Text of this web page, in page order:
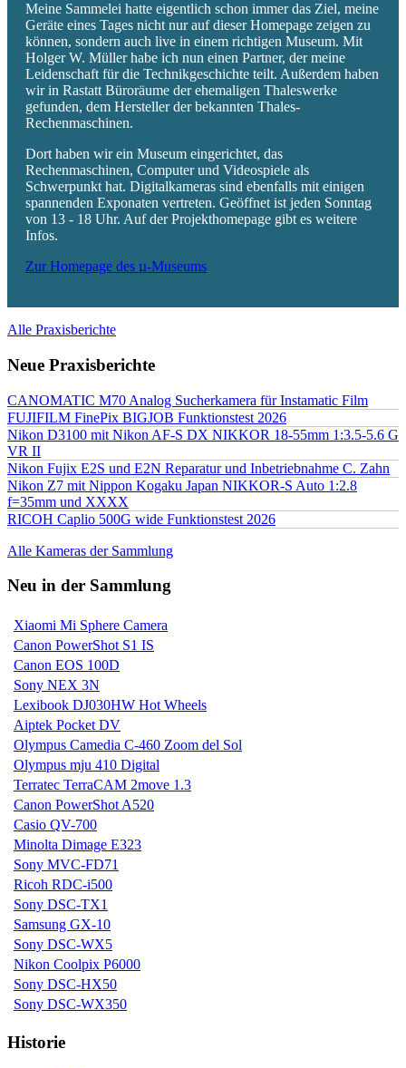
Meine Sammelei hatte eigentlich schon immer das Ziel, meine
Geräte eines Tages nicht nur auf dieser Homepage zeigen zu
können, sondern auch live in einem richtigen Museum. Mit
Holger W. Müller habe ich nun einen Partner, der meine
Leidenschaft für die Technikgeschichte teilt. Außerdem haben
wir in Rastatt Büroräume der ehemaligen Thaleswerke
gefunden, dem Hersteller der bekannten Thales-
Rechenmaschinen.
Dort haben wir ein Museum eingerichtet, das
Rechenmaschinen, Computer und Videospiele als
Schwerpunkt hat. Digitalkameras sind ebenfalls mit einigen
spannenden Exponaten vertreten. Geöffnet ist jeden Sonntag
von 13 - 18 Uhr. Auf der Projekthomepage gibt es weitere
Infos.
Zur Homepage des µ-Museums
Alle Praxisberichte
Neue Praxisberichte
CANOMATIC M70 Analog Sucherkamera für Instamatic Film
FUJIFILM FinePix BIGJOB Funktionstest 2026
Nikon D3100 mit Nikon AF-S DX NIKKOR 18-55mm 1:3.5-5.6 G
VR II
Nikon Fujix E2S und E2N Reparatur und Inbetriebnahme C. Zahn
Nikon Z7 mit Nippon Kogaku Japan NIKKOR-S Auto 1:2.8
f=35mm und XXXX
RICOH Caplio 500G wide Funktionstest 2026
Alle Kameras der Sammlung
Neu in der Sammlung
Xiaomi Mi Sphere Camera
Canon PowerShot S1 IS
Canon EOS 100D
Sony NEX 3N
Lexibook DJ030HW Hot Wheels
Aiptek Pocket DV
Olympus Camedia C-460 Zoom del Sol
Olympus mju 410 Digital
Terratec TerraCAM 2move 1.3
Canon PowerShot A520
Casio QV-700
Minolta Dimage E323
Sony MVC-FD71
Ricoh RDC-i500
Sony DSC-TX1
Samsung GX-10
Sony DSC-WX5
Nikon Coolpix P6000
Sony DSC-HX50
Sony DSC-WX350
Historie